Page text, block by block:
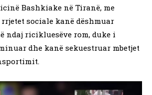
Bashkiake në Tiranë, me
sociale kanë dëshmuar
ndaj ricikluesëve rom, duke i
dhe kanë sekuestruar mbetjet